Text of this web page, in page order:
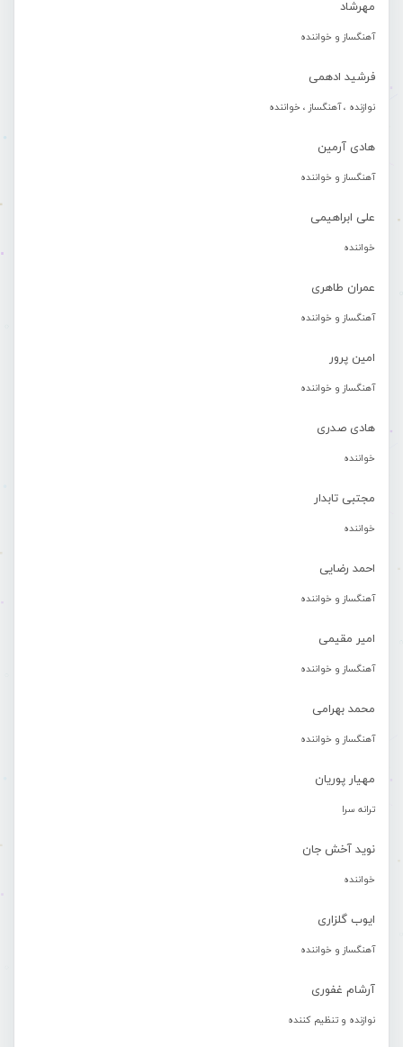
مهرشاد
آهنگساز و خواننده
فرشید ادهمی
نوازنده ، آهنگساز ، خواننده
هادی آرمین
آهنگساز و خواننده
علی ابراهیمی
خواننده
عمران طاهری
آهنگساز و خواننده
امین پرور
آهنگساز و خواننده
هادی صدری
خواننده
مجتبی تابدار
خواننده
احمد رضایی
آهنگساز و خواننده
امیر مقیمی
آهنگساز و خواننده
محمد بهرامی
آهنگساز و خواننده
مهیار پوریان
ترانه سرا
نوید آخش جان
خواننده
ایوب گلزاری
آهنگساز و خواننده
آرشام غفوری
نوازنده و تنظیم کننده